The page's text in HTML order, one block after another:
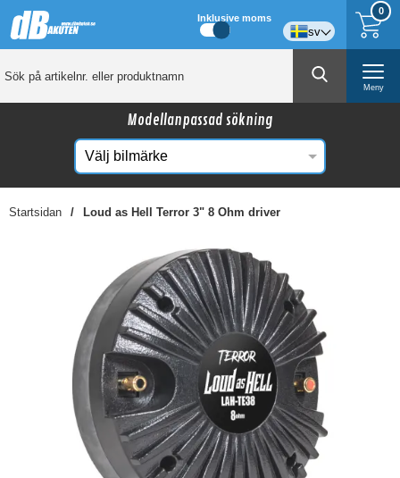
0
Inklusive moms
sv
Meny
Modellanpassad sökning
Startsidan Loud as Hell Terror 3" 8 Ohm driver
Kanske någon av dessa produkter kan intressera
dig?